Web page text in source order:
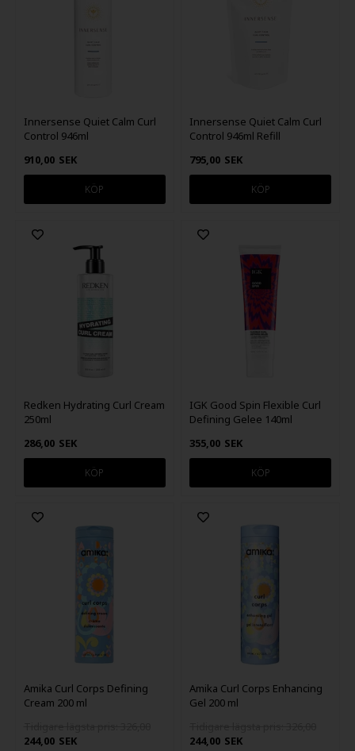
Innersense Quiet Calm Curl
Control 946ml
910,00 SEK
Innersense Quiet Calm Curl
Control 946ml Refill
795,00 SEK
Redken Hydrating Curl Cream
250ml
286,00 SEK
IGK Good Spin Flexible Curl
Defining Gelee 140ml
355,00 SEK
Amika Curl Corps Defining
Cream 200 ml
244,00 SEK
Amika Curl Corps Enhancing
Gel 200 ml
244,00 SEK